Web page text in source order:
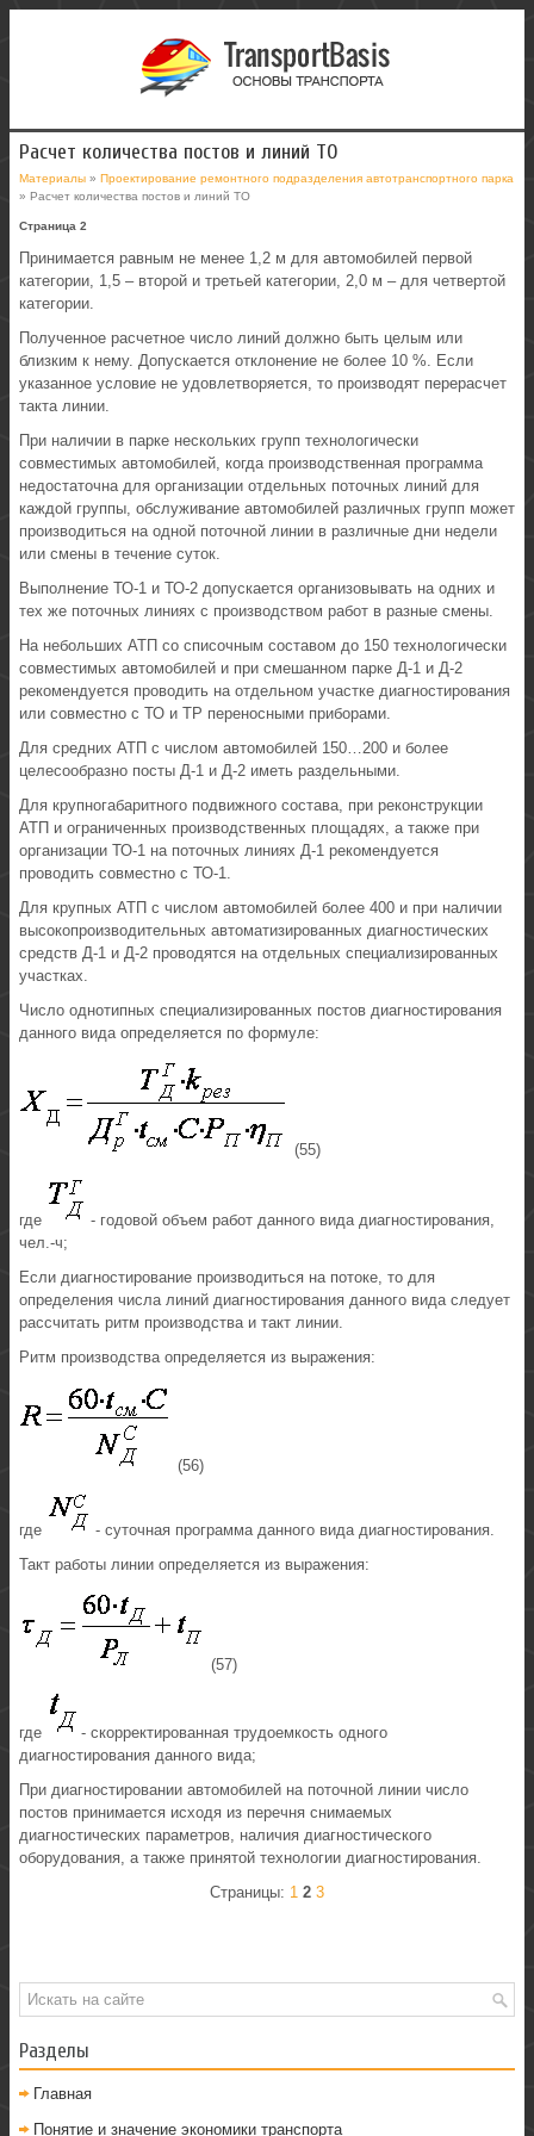
Расчет количества постов и линий ТО
Материалы » Проектирование ремонтного подразделения автотранспортного парка
» Расчет количества постов и линий ТО
Страница 2
Принимается равным не менее 1,2 м для автомобилей первой
категории, 1,5 – второй и третьей категории, 2,0 м – для четвертой
категории.
Полученное расчетное число линий должно быть целым или
близким к нему. Допускается отклонение не более 10 %. Если
указанное условие не удовлетворяется, то производят перерасчет
такта линии.
При наличии в парке нескольких групп технологически
совместимых автомобилей, когда производственная программа
недостаточна для организации отдельных поточных линий для
каждой группы, обслуживание автомобилей различных групп может
производиться на одной поточной линии в различные дни недели
или смены в течение суток.
Выполнение ТО-1 и ТО-2 допускается организовывать на одних и
тех же поточных линиях с производством работ в разные смены.
На небольших АТП со списочным составом до 150 технологически
совместимых автомобилей и при смешанном парке Д-1 и Д-2
рекомендуется проводить на отдельном участке диагностирования
или совместно с ТО и ТР переносными приборами.
Для средних АТП с числом автомобилей 150…200 и более
целесообразно посты Д-1 и Д-2 иметь раздельными.
Для крупногабаритного подвижного состава, при реконструкции
АТП и ограниченных производственных площадях, а также при
организации ТО-1 на поточных линиях Д-1 рекомендуется
проводить совместно с ТО-1.
Для крупных АТП с числом автомобилей более 400 и при наличии
высокопроизводительных автоматизированных диагностических
средств Д-1 и Д-2 проводятся на отдельных специализированных
участках.
Число однотипных специализированных постов диагностирования
данного вида определяется по формуле:
(55)
где
- годовой объем работ данного вида диагностирования,
чел.-ч;
Если диагностирование производиться на потоке, то для
определения числа линий диагностирования данного вида следует
рассчитать ритм производства и такт линии.
Ритм производства определяется из выражения:
(56)
где
- суточная программа данного вида диагностирования.
Такт работы линии определяется из выражения:
(57)
где
- скорректированная трудоемкость одного
диагностирования данного вида;
При диагностировании автомобилей на поточной линии число
постов принимается исходя из перечня снимаемых
диагностических параметров, наличия диагностического
оборудования, а также принятой технологии диагностирования.
Страницы: 1 2 3
Разделы
Главная
Понятие и значение экономики транспорта